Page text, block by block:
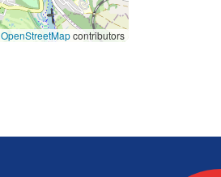
OpenStreetMapcontributors